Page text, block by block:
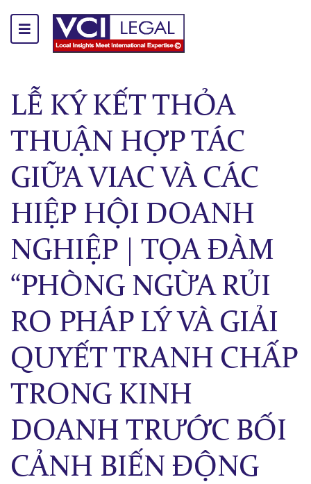
LỄ KÝ KẾT THỎA
THUẬN HỢP TÁC
GIỮA VIAC VÀ CÁC
HIỆP HỘI DOANH
NGHIỆP | TỌA ĐÀM
“PHÒNG NGỪA RỦI
RO PHÁP LÝ VÀ GIẢI
QUYẾT TRANH CHẤP
TRONG KINH
DOANH TRƯỚC BỐI
CẢNH BIẾN ĐỘNG